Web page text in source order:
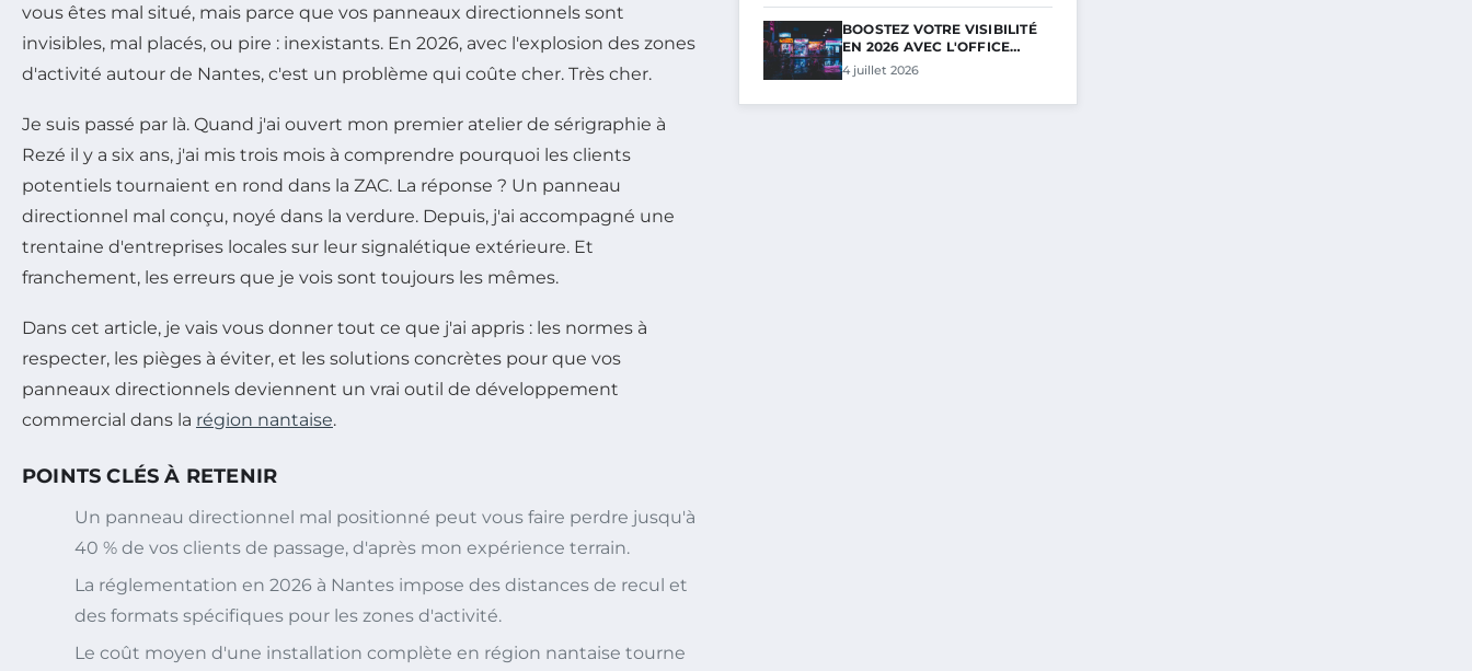
vous êtes mal situé, mais parce que vos panneaux directionnels sont
invisibles, mal placés, ou pire : inexistants. En 2026, avec l'explosion des zones
d'activité autour de Nantes, c'est un problème qui coûte cher. Très cher.
Je suis passé par là. Quand j'ai ouvert mon premier atelier de sérigraphie à
Rezé il y a six ans, j'ai mis trois mois à comprendre pourquoi les clients
potentiels tournaient en rond dans la ZAC. La réponse ? Un panneau
directionnel mal conçu, noyé dans la verdure. Depuis, j'ai accompagné une
trentaine d'entreprises locales sur leur signalétique extérieure. Et
franchement, les erreurs que je vois sont toujours les mêmes.
Dans cet article, je vais vous donner tout ce que j'ai appris : les normes à
respecter, les pièges à éviter, et les solutions concrètes pour que vos
panneaux directionnels deviennent un vrai outil de développement
commercial dans la région nantaise.
POINTS CLÉS À RETENIR
Un panneau directionnel mal positionné peut vous faire perdre jusqu'à
40 % de vos clients de passage, d'après mon expérience terrain.
La réglementation en 2026 à Nantes impose des distances de recul et
des formats spécifiques pour les zones d'activité.
Le coût moyen d'une installation complète en région nantaise tourne
BOOSTEZ VOTRE VISIBILITÉ
EN 2026 AVEC L'OFFICE…
4 juillet 2026